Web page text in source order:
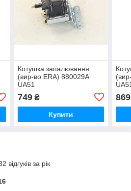
Котушка запалювання
(вир-во ERA) 880029A
UA51
749₴
Купити
869
відгуків за рік